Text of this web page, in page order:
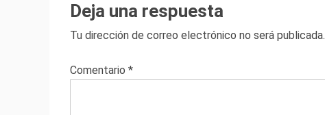
Deja una respuesta
Tu dirección de correo electrónico no será publicada.
Comentario *